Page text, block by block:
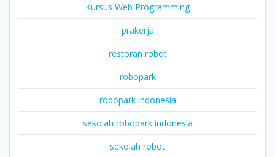
Kursus Web Programming
prakerja
restoran robot
robopark
robopark indonesia
sekolah robopark indonesia
sekolah robot